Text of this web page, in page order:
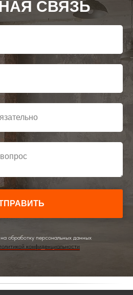
СВЯЗЬ
обработку персональных данных
конфиденциальности